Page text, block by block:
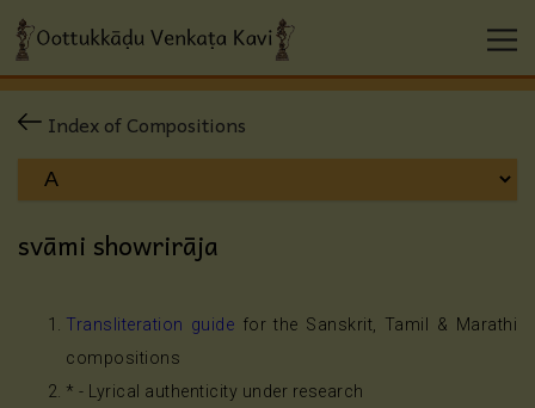
Index of Compositions
svāmi showrirāja
Transliteration guide for the Sanskrit, Tamil & Marathi
compositions
* - Lyrical authenticity under research